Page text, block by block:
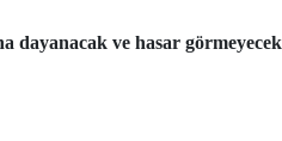
ve hasar